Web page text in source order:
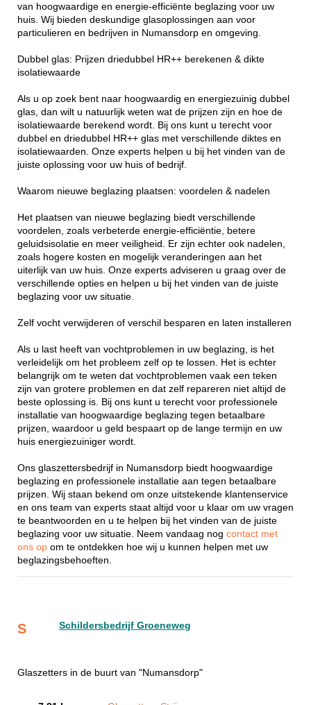
van hoogwaardige en energie-efficiënte beglazing voor uw
huis. Wij bieden deskundige glasoplossingen aan voor
particulieren en bedrijven in Numansdorp en omgeving.
Dubbel glas: Prijzen driedubbel HR++ berekenen & dikte
isolatiewaarde
Als u op zoek bent naar hoogwaardig en energiezuinig dubbel
glas, dan wilt u natuurlijk weten wat de prijzen zijn en hoe de
isolatiewaarde berekend wordt. Bij ons kunt u terecht voor
dubbel en driedubbel HR++ glas met verschillende diktes en
isolatiewaarden. Onze experts helpen u bij het vinden van de
juiste oplossing voor uw huis of bedrijf.
Waarom nieuwe beglazing plaatsen: voordelen & nadelen
Het plaatsen van nieuwe beglazing biedt verschillende
voordelen, zoals verbeterde energie-efficiëntie, betere
geluidsisolatie en meer veiligheid. Er zijn echter ook nadelen,
zoals hogere kosten en mogelijk veranderingen aan het
uiterlijk van uw huis. Onze experts adviseren u graag over de
verschillende opties en helpen u bij het vinden van de juiste
beglazing voor uw situatie.
Zelf vocht verwijderen of verschil besparen en laten installeren
Als u last heeft van vochtproblemen in uw beglazing, is het
verleidelijk om het probleem zelf op te lossen. Het is echter
belangrijk om te weten dat vochtproblemen vaak een teken
zijn van grotere problemen en dat zelf repareren niet altijd de
beste oplossing is. Bij ons kunt u terecht voor professionele
installatie van hoogwaardige beglazing tegen betaalbare
prijzen, waardoor u geld bespaart op de lange termijn en uw
huis energiezuiniger wordt.
Ons glaszettersbedrijf in Numansdorp biedt hoogwaardige
beglazing en professionele installatie aan tegen betaalbare
prijzen. Wij staan bekend om onze uitstekende klantenservice
en ons team van experts staat altijd voor u klaar om uw vragen
te beantwoorden en u te helpen bij het vinden van de juiste
beglazing voor uw situatie. Neem vandaag nog contact met
ons op om te ontdekken hoe wij u kunnen helpen met uw
beglazingsbehoeften.
S Schildersbedrijf Groeneweg
Glaszetters in de buurt van "Numansdorp"